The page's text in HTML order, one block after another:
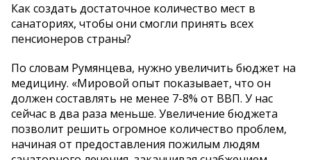
Как создать достаточное количество мест в
санаториях, чтобы они смогли принять всех
пенсионеров страны?
По словам Румянцева, нужно увеличить бюджет на
медицину. «Мировой опыт показывает, что он
должен составлять не менее 7-8% от ВВП. У нас
сейчас в два раза меньше. Увеличение бюджета
позволит решить огромное количество проблем,
начиная от предоставления пожилым людям